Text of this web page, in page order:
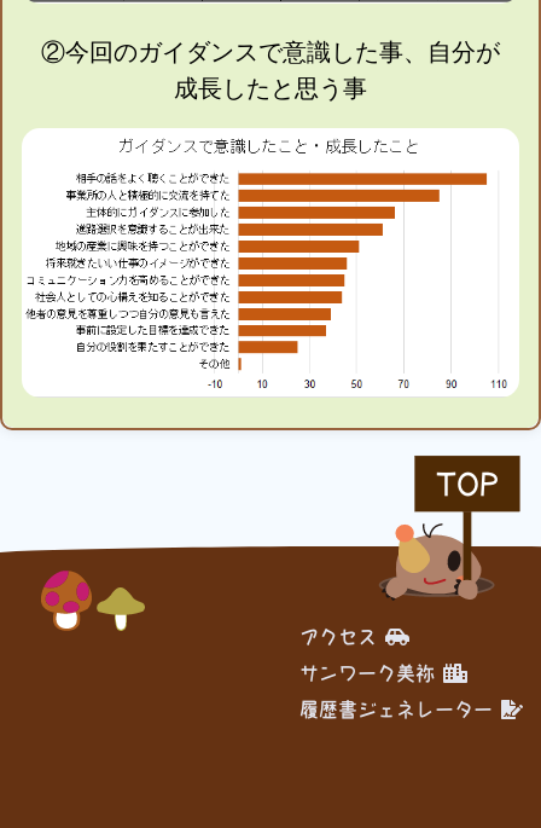
②今回のガイダンスで意識した事、自分が
成長したと思う事
TOP
アクセス
サンワーク美祢
履歴書ジェネレーター